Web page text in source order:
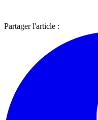
Partager l'article :